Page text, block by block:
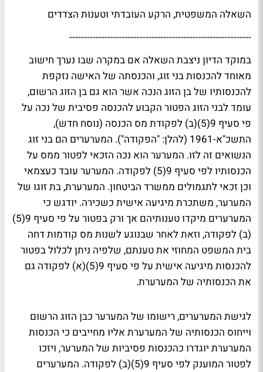
השאלה המשפטית, הרקע העובדתי וטענות הצדדים
--------------------------------------------------------------
במוקד הדיון ניצבת השאלה אם במקרה שבו נערך חישוב
מאוחד להכנסות בני זוג, והכנסתה של האישה נזקפת
להכנסותיו של בן הזוג הנכה אשר הוא גם בן הזוג הרשום,
עומד לבני הזוג הפטור הקבוע להכנסה פסיבית של נכה על
פי סעיף 9(5)(ב) לפקודת מס הכנסה (נוסח חדש),
התשכ"א-1961 (להלן: "הפקודה"). המערערים הם בני זוג
הנשואים זה לזו. המערער הוא נכה הזכאי לפטור ממס על
הכנסותיו לפי סעיף 9(5) לפקודה. המערער עובד כעצמאי
וכן זכאי לתגמולים ממשרד הביטחון. המערערת, בת זוגו של
המערער, משתכרת מיגיעה אישית כשכירה. יודגש כי
המערערים מיקדו טענותיהם אך ורק בפטור על פי סעיף 9(5)
(ב) לפקודה, וזאת לאחר שבנוגע לשנות מס קודמות דחה
בית המשפט המחוזי את טענתם, שלפיה ניתן לכלול בפטור
להכנסות מיגיעה אישית על פי סעיף 9(5)(א) לפקודה גם
את הכנסותיה של המערערת.
לגישת המערערים, רישומו של המערער כבן הזוג הרשום
וייחוס הכנסותיה של המערערת אליו מחייבים כי הכנסות
המערערת יוגדרו כהכנסות פסיביות של המערער, ויזכו
לפטור המוענק לפי סעיף 9(5)(ב) לפקודה. המערערים